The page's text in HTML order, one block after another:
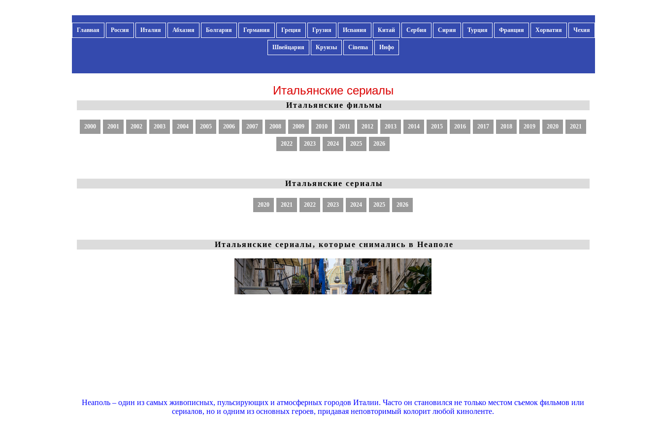
Главная Россия Италия Абхазия Болгария Германия Греция Грузия Испания Китай Сербия Сирия Турция Франция Хорватия Чехия
Швейцария Круизы Cinema Инфо
Итальянские сериалы
Итальянские фильмы
2000 2001 2002 2003 2004 2005 2006 2007 2008 2009 2010 2011 2012 2013 2014 2015 2016 2017 2018 2019 2020 2021
2022 2023 2024 2025 2026
Итальянские сериалы
2020 2021 2022 2023 2024 2025 2026
Итальянские сериалы, которые снимались в Неаполе
Неаполь – один из самых живописных, пульсирующих и атмосферных городов Италии. Часто он становился не только местом съемок фильмов или
сериалов, но и одним из основных героев, придавая неповторимый колорит любой киноленте.